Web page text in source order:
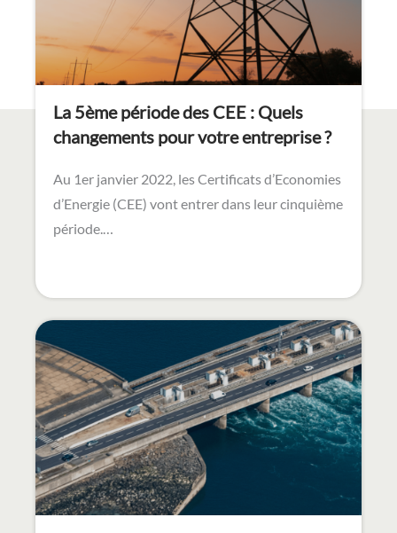
La 5ème période des CEE : Quels
changements pour votre entreprise ?
Au 1er janvier 2022, les Certificats d’Economies
d’Energie (CEE) vont entrer dans leur cinquième
période.…